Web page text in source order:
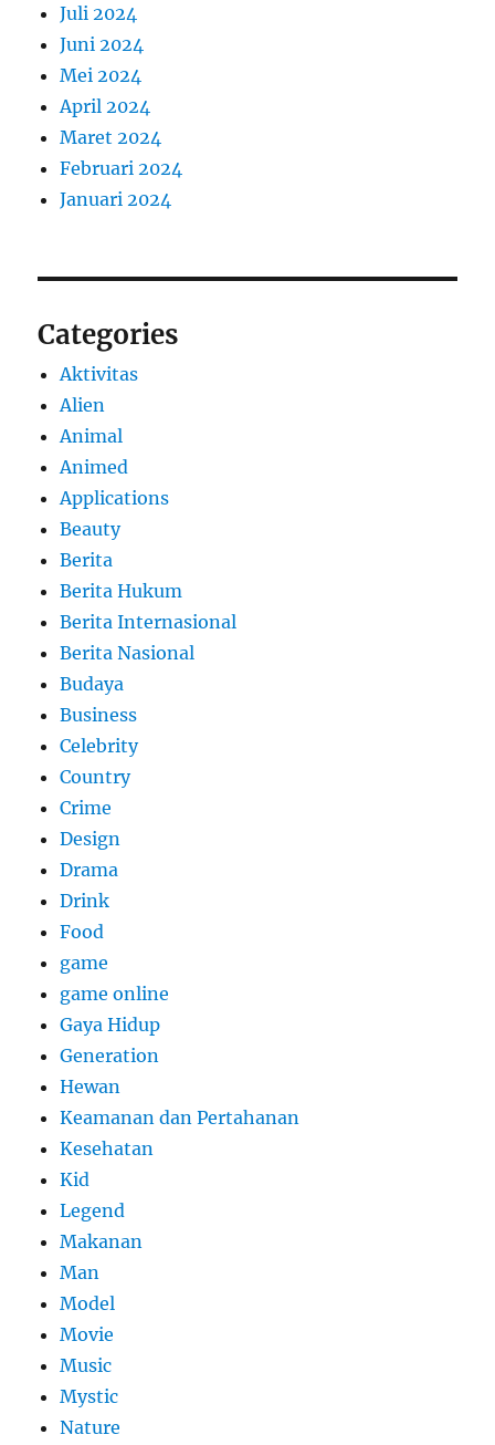
Juli 2024
Juni 2024
Mei 2024
April 2024
Maret 2024
Februari 2024
Januari 2024
Categories
Aktivitas
Alien
Animal
Animed
Applications
Beauty
Berita
Berita Hukum
Berita Internasional
Berita Nasional
Budaya
Business
Celebrity
Country
Crime
Design
Drama
Drink
Food
game
game online
Gaya Hidup
Generation
Hewan
Keamanan dan Pertahanan
Kesehatan
Kid
Legend
Makanan
Man
Model
Movie
Music
Mystic
Nature